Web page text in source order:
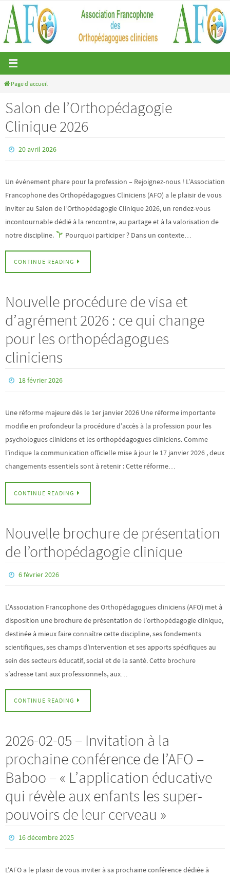
Passer
vers
contenu
Page d'accueil
Salon de l’Orthopédagogie
Clinique 2026
20 avril 2026
Un événement phare pour la profession – Rejoignez-nous ! L’Association
Francophone des Orthopédagogues Cliniciens (AFO) a le plaisir de vous
inviter au Salon de l’Orthopédagogie Clinique 2026, un rendez-vous
incontournable dédié à la rencontre, au partage et à la valorisation de
notre discipline.
Pourquoi participer ? Dans un contexte…
CONTINUE READING
Nouvelle procédure de visa et
d’agrément 2026 : ce qui change
pour les orthopédagogues
cliniciens
18 février 2026
Une réforme majeure dès le 1er janvier 2026 Une réforme importante
modifie en profondeur la procédure d’accès à la profession pour les
psychologues cliniciens et les orthopédagogues cliniciens. Comme
l’indique la communication officielle mise à jour le 17 janvier 2026 , deux
changements essentiels sont à retenir : Cette réforme…
CONTINUE READING
Nouvelle brochure de présentation
de l’orthopédagogie clinique
6 février 2026
L’Association Francophone des Orthopédagogues cliniciens (AFO) met à
disposition une brochure de présentation de l’orthopédagogie clinique,
destinée à mieux faire connaître cette discipline, ses fondements
scientifiques, ses champs d’intervention et ses apports spécifiques au
sein des secteurs éducatif, social et de la santé. Cette brochure
s’adresse tant aux professionnels, aux…
CONTINUE READING
2026-02-05 – Invitation à la
prochaine conférence de l’AFO –
Baboo – « L’application éducative
qui révèle aux enfants les super-
pouvoirs de leur cerveau »
16 décembre 2025
L’AFO a le plaisir de vous inviter à sa prochaine conférence dédiée à